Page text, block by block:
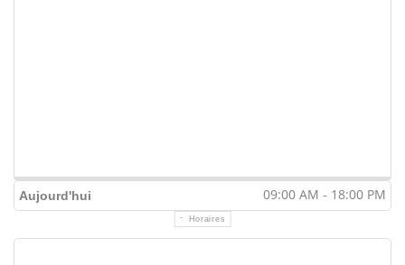
Aujourd'hui 09:00 AM - 18:00 PM
Horaires